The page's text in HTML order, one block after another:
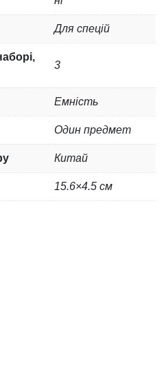
Для спецій
3
Емність
Один предмет
Китай
15.6×4.5 см